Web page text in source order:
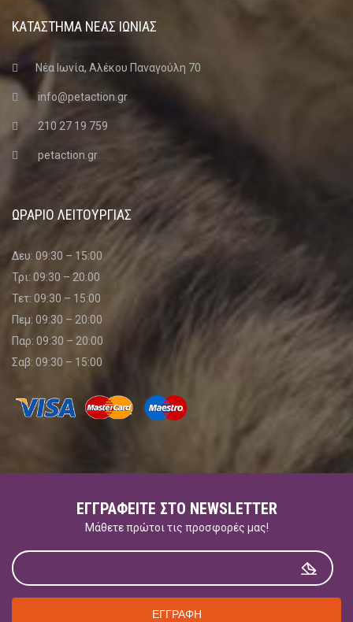
ΚΑΤΑΣΤΗΜΑ ΝΈΑΣ ΙΩΝΊΑΣ
Νέα Ιωνία, Αλέκου Παναγούλη 70
info@petaction.gr
210 27 19 759
petaction.gr
ΩΡΑΡΙΟ ΛΕΙΤΟΥΡΓΙΑΣ
Δευ: 09:30 – 15:00
Τρι: 09:30 – 20:00
Τετ: 09:30 – 15:00
Πεμ: 09:30 – 20:00
Παρ: 09:30 – 20:00
Σαβ: 09:30 – 15:00
ΕΓΓΡΑΦΕΊΤΕ ΣΤΟ NEWSLETTER
Μάθετε πρώτοι τις προσφορές μας!
ΕΓΓΡΑΦΗ